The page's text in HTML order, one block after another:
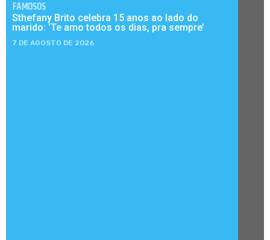
FAMOSOS
Sthefany Brito celebra 15 anos ao lado do
marido: ‘Te amo todos os dias, pra sempre’
7 DE AGOSTO DE 2026